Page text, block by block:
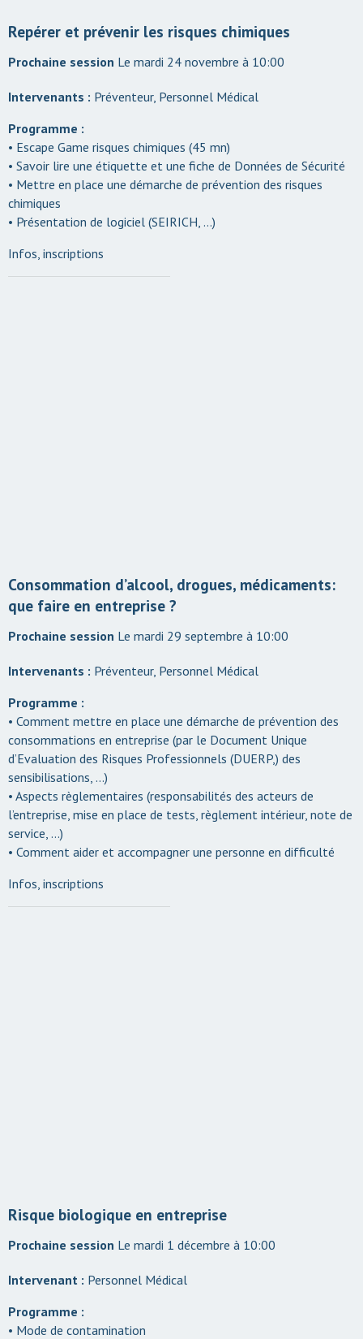
Repérer et prévenir les risques chimiques
Le mardi 24 novembre à 10:00
Intervenants : Préventeur, Personnel Médical
Programme :
• Escape Game risques chimiques (45 mn)
• Savoir lire une étiquette et une fiche de Données de Sécurité
• Mettre en place une démarche de prévention des risques
chimiques
• Présentation de logiciel (SEIRICH, …)
Infos, inscriptions
Consommation d’alcool, drogues, médicaments:
que faire en entreprise ?
Le mardi 29 septembre à 10:00
Intervenants : Préventeur, Personnel Médical
Programme :
• Comment mettre en place une démarche de prévention des
consommations en entreprise (par le Document Unique
d’Evaluation des Risques Professionnels (DUERP,) des
sensibilisations, …)
• Aspects règlementaires (responsabilités des acteurs de
l’entreprise, mise en place de tests, règlement intérieur, note de
service, …)
• Comment aider et accompagner une personne en difficulté
Infos, inscriptions
Risque biologique en entreprise
Le mardi 1 décembre à 10:00
Intervenant : Personnel Médical
Programme :
• Mode de contamination